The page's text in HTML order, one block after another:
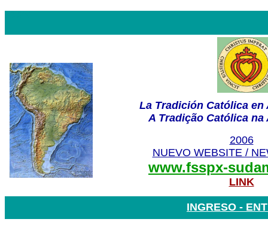
INGRESO -
La Tradición Católica en
A Tradição Católica na
2006
NUEVO WEBSITE /
www.fsspx-
LINK